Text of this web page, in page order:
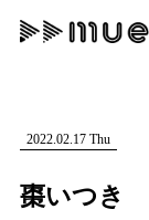
記事を検索す
"読者の声を
2022.02.17 Thu
棗いつき